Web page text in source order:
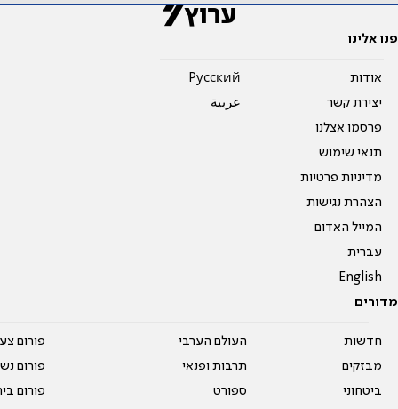
פנו אלינו
אודות
יצירת קשר
פרסמו אצלנו
תנאי שימוש
מדיניות פרטיות
הצהרת נגישות
המייל האדום
עברית
English
Pусский
عربية
מדורים
חדשות
מבזקים
ביטחוני
העולם הערבי
תרבות ופנאי
ספורט
פורום
פורום
פורום